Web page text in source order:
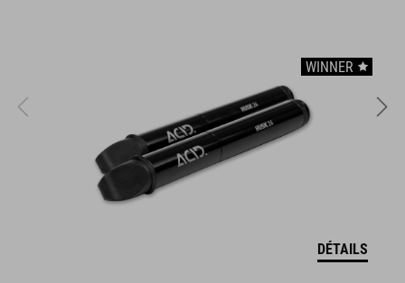
usable as handlebar bag
main compartment incl. pocket division
front compartment
WINNER
DÉTAILS